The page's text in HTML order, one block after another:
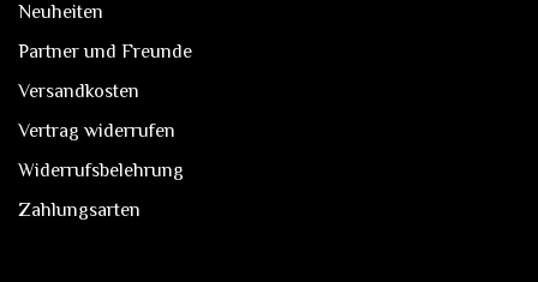
Neuheiten
Partner und Freunde
Versandkosten
Vertrag widerrufen
Widerrufsbelehrung
Zahlungsarten